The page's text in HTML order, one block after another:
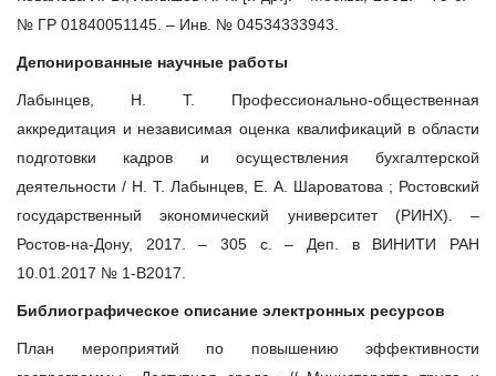
№ ГР 01840051145. – Инв. № 04534333943.
Депонированные научные работы
Лабынцев, Н. Т. Профессионально-общественная
аккредитация и независимая оценка квалификаций в области
подготовки кадров и осуществления бухгалтерской
деятельности / Н. Т. Лабынцев, Е. А. Шароватова ; Ростовский
государственный экономический университет (РИНХ). –
Ростов-на-Дону, 2017. – 305 с. – Деп. в ВИНИТИ РАН
10.01.2017 № 1-В2017.
Библиографическое описание электронных ресурсов
План мероприятий по повышению эффективности